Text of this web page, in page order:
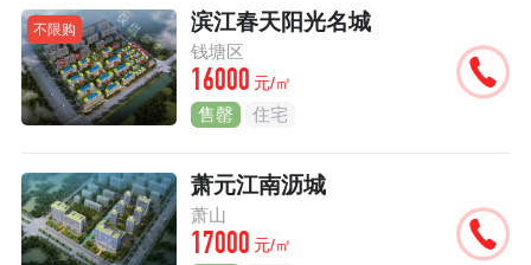
不限购 滨江春天阳光名城
钱塘区
16000 元/㎡
售罄 住宅
萧元江南沥城
萧山
17000 元/㎡